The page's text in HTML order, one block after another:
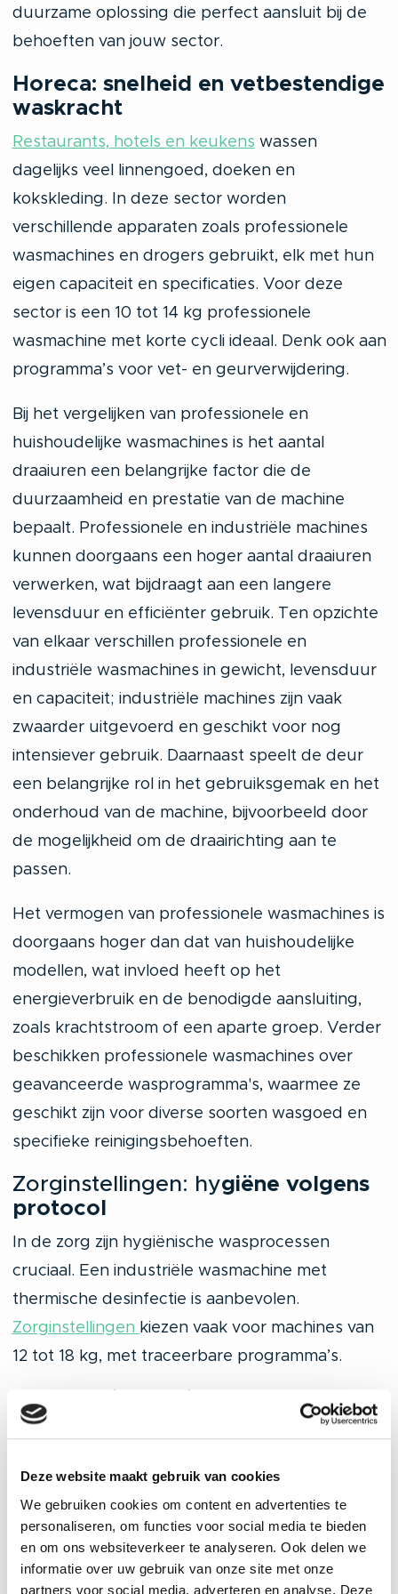
Deze website maakt gebruik van cookies
We gebruiken cookies om content en advertenties te
personaliseren, om functies voor social media te bieden
en om ons websiteverkeer te analyseren. Ook delen we
informatie over uw gebruik van onze site met onze
partners voor social media, adverteren en analyse. Deze
duurzame oplossing die perfect aansluit bij de
behoeften van jouw sector.
Horeca: snelheid en vetbestendige
waskracht
Restaurants, hotels en keukens wassen
dagelijks veel linnengoed, doeken en
kokskleding. In deze sector worden
verschillende apparaten zoals professionele
wasmachines en drogers gebruikt, elk met hun
eigen capaciteit en specificaties. Voor deze
sector is een 10 tot 14 kg professionele
wasmachine met korte cycli ideaal. Denk ook aan
programma’s voor vet- en geurverwijdering.
Bij het vergelijken van professionele en
huishoudelijke wasmachines is het aantal
draaiuren een belangrijke factor die de
duurzaamheid en prestatie van de machine
bepaalt. Professionele en industriële machines
kunnen doorgaans een hoger aantal draaiuren
verwerken, wat bijdraagt aan een langere
levensduur en efficiënter gebruik. Ten opzichte
van elkaar verschillen professionele en
industriële wasmachines in gewicht, levensduur
en capaciteit; industriële machines zijn vaak
zwaarder uitgevoerd en geschikt voor nog
intensiever gebruik. Daarnaast speelt de deur
een belangrijke rol in het gebruiksgemak en het
onderhoud van de machine, bijvoorbeeld door
de mogelijkheid om de draairichting aan te
passen.
Het vermogen van professionele wasmachines is
doorgaans hoger dan dat van huishoudelijke
modellen, wat invloed heeft op het
energieverbruik en de benodigde aansluiting,
zoals krachtstroom of een aparte groep. Verder
beschikken professionele wasmachines over
geavanceerde wasprogramma's, waarmee ze
geschikt zijn voor diverse soorten wasgoed en
specifieke reinigingsbehoeften.
Zorginstellingen: hygiëne volgens
protocol
In de zorg zijn hygiënische wasprocessen
cruciaal. Een industriële wasmachine met
thermische desinfectie is aanbevolen.
Zorginstellingen kiezen vaak voor machines van
12 tot 18 kg, met traceerbare programma’s.
Bouw en industrie: robuuste
machines voor werkkleding
werkkleding . Kies hier voor eenindustriële
wasmachine met voorwas- en intensief
reinigingsprogramma. Capaciteit vanaf 14 kg is
geen overbodige luxe.